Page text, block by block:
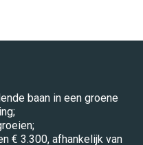
baan in een groene
€ 3.300, afhankelijk van